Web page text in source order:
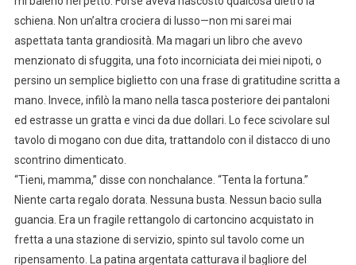
schiena. Non un’altra crociera di lusso—non mi sarei mai
aspettata tanta grandiosità. Ma magari un libro che avevo
menzionato di sfuggita, una foto incorniciata dei miei nipoti, o
persino un semplice biglietto con una frase di gratitudine scritta a
mano. Invece, infilò la mano nella tasca posteriore dei pantaloni
ed estrasse un gratta e vinci da due dollari. Lo fece scivolare sul
tavolo di mogano con due dita, trattandolo con il distacco di uno
scontrino dimenticato.
“Tieni, mamma,” disse con nonchalance. “Tenta la fortuna.”
Niente carta regalo dorata. Nessuna busta. Nessun bacio sulla
guancia. Era un fragile rettangolo di cartoncino acquistato in
fretta a una stazione di servizio, spinto sul tavolo come un
ripensamento. La patina argentata catturava il bagliore del